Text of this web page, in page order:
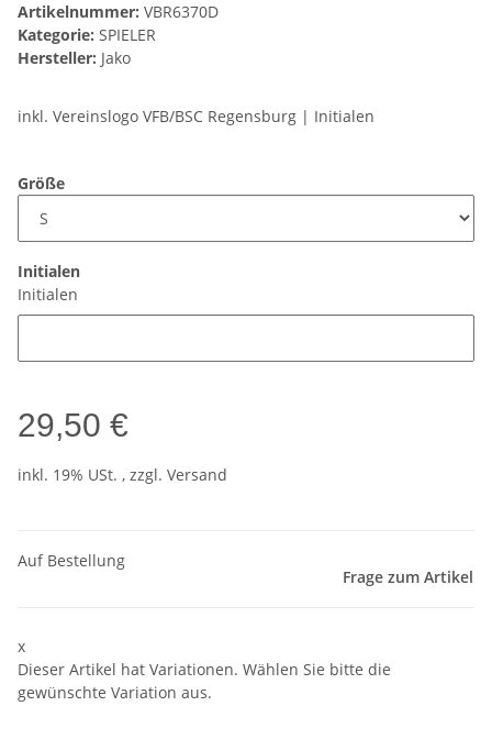
Artikelnummer: VBR6370D
Kategorie: SPIELER
Hersteller: Jako
inkl. Vereinslogo VFB/BSC Regensburg | Initialen
Größe
Initialen
Initialen
29,50 €
inkl. 19% USt. , zzgl. Versand
Auf Bestellung
Frage zum Artikel
x
Dieser Artikel hat Variationen. Wählen Sie bitte die
gewünschte Variation aus.